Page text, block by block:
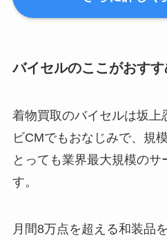
バイセルのここがおすす
着物買取のバイセルは坂上
ビCMでもおなじみで、 規
とっても業界最大規模のサ
す。
月間8万点を超える和装品